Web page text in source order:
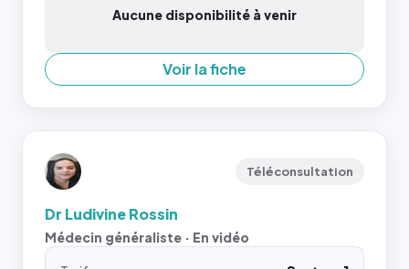
Aucune disponibilité à venir
Voir la fiche
Téléconsultation
Dr Ludivine Rossin
Médecin généraliste · En vidéo